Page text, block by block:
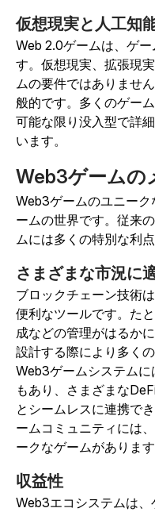
仮想現実と人工知
Web 2.0ゲームは、ゲ
す。仮想現実、拡張現
ムの要件ではありませ
般的です。多くのゲー
可能な限り没入型で詳
います。
Web3ゲームの
Web3ゲームのユニー
ームの世界です。従来
ムには多くの特別な利点
さまざまな市況に
ブロックチェーン技術
便利なツールです。た
成などの管理がはるか
設計する際により多く
Web3ゲームシステム
もあり、さまざまな
とシームレスに連携でき
ームコミュニティには
ークなゲームがあります
収益性
Web3エコシステムは